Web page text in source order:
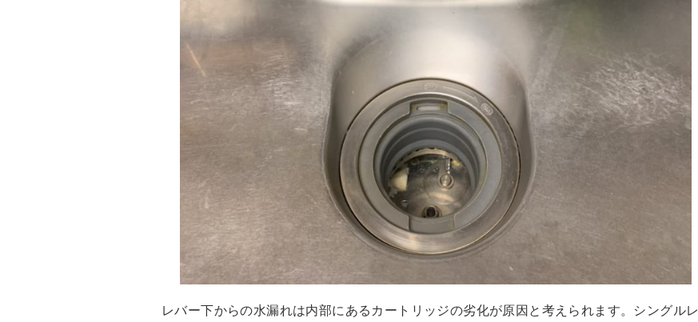
レバー下からの水漏れは内部にあるカートリッジの劣化が原因と考えられます。シングルレ